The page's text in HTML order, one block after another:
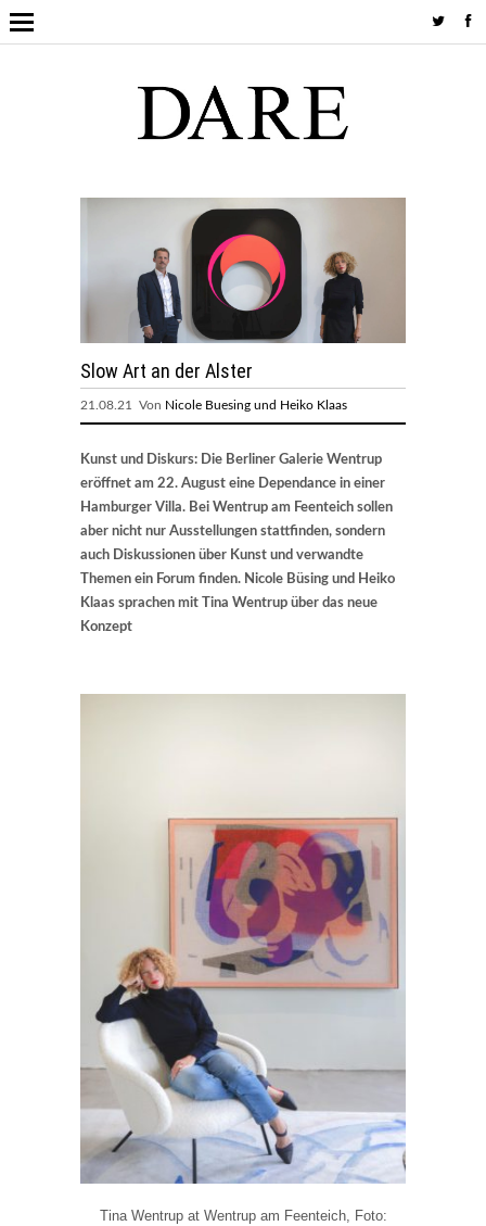
Slow Art an der Alster
21.08.21 Von Nicole Buesing und Heiko Klaas
Kunst und Diskurs: Die Berliner Galerie Wentrup
eröffnet am 22. August eine Dependance in einer
Hamburger Villa. Bei Wentrup am Feenteich sollen
aber nicht nur Ausstellungen stattfinden, sondern
auch Diskussionen über Kunst und verwandte
Themen ein Forum finden. Nicole Büsing und Heiko
Klaas sprachen mit Tina Wentrup über das neue
Konzept
Tina Wentrup at Wentrup am Feenteich, Foto: